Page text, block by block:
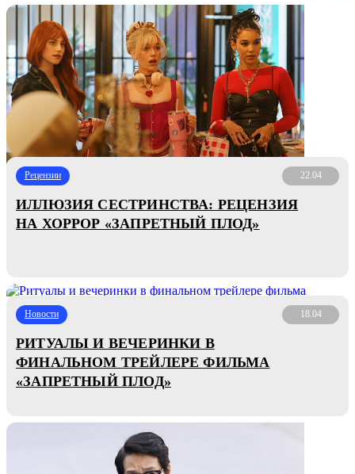
Рецензии 22.04
ИЛЛЮЗИЯ СЕСТРИНСТВА: РЕЦЕНЗИЯ
НА ХОРРОР «ЗАПРЕТНЫЙ ПЛОД»
Новости 18.04
РИТУАЛЫ И ВЕЧЕРИНКИ В
ФИНАЛЬНОМ ТРЕЙЛЕРЕ ФИЛЬМА
«ЗАПРЕТНЫЙ ПЛОД»